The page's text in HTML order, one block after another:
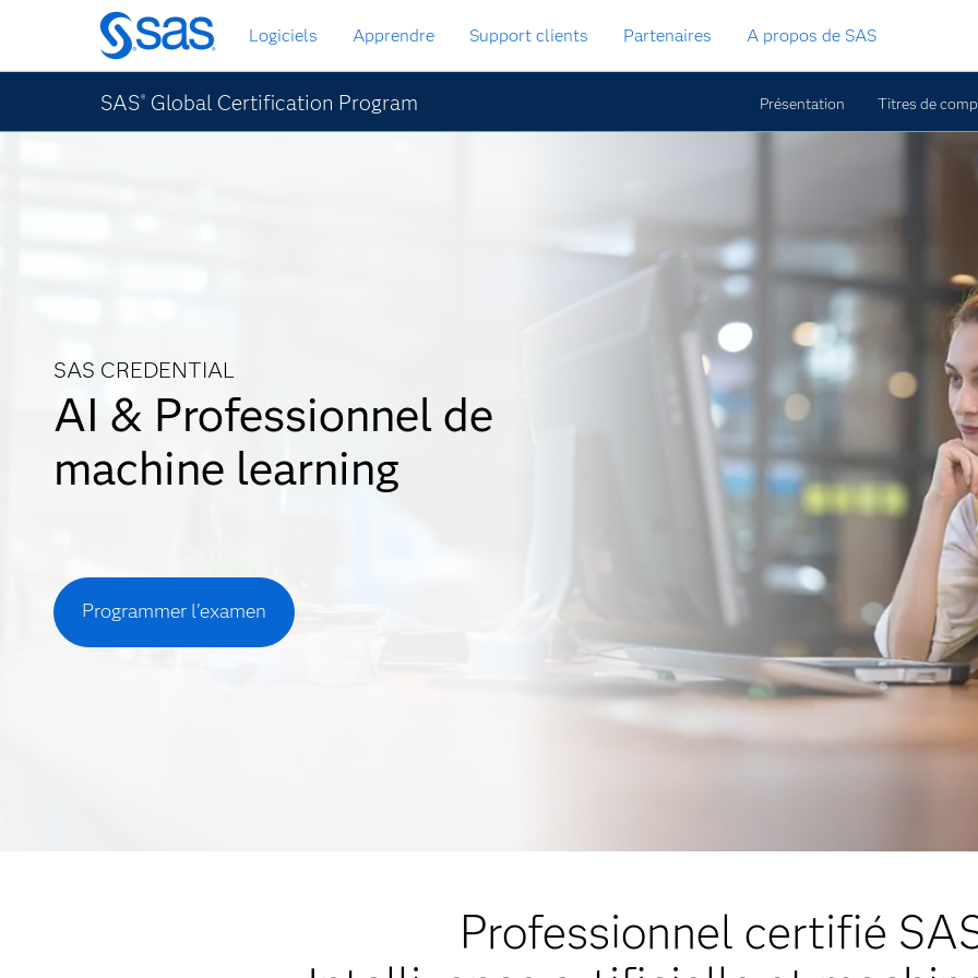
Passer
au
contenu
principal
Logiciels Apprendre Support clients Partenaires A propos de SAS
SAS® Global Certification Program Présentation Titres de
SAS CREDENTIAL
AI & Professionnel de
machine learning
Programmer l'examen
Professionnel certifié